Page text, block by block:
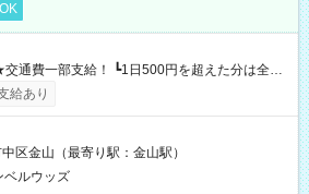
以内の方は自己負担となります ★日払い
） ┗働いたその日に現金GET♪ お仕事後はコン
給あり
区金山（最寄り駅：金山駅）
ベルウッズ